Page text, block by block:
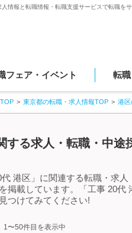
情報と転職情報・転職支援サービスで転職を
フェア・イベント 転
東京都の転職・求人情報TOP 港区
する求人・転職・中途
港区」に関連する転職・求
掲載しています。「工事 20
つけてみてください!
1〜50件目を表示中